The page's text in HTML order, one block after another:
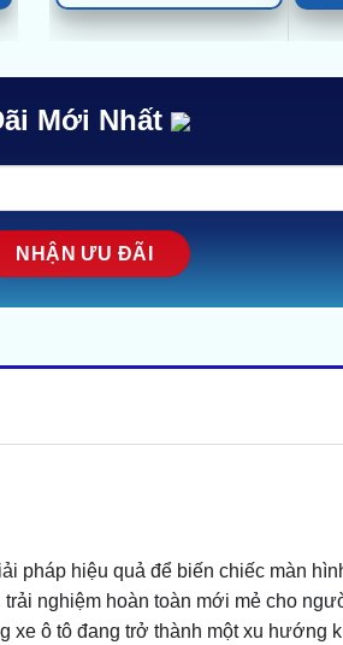
Mới Nhất
pháp hiệu quả để biến chiếc màn
nghiệm hoàn toàn mới mẻ cho
ô tô đang trở thành một xu hướng